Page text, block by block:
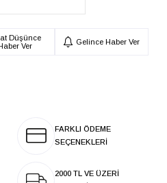
Düşünce
Ver
Gelince Haber Ver
FARKLI ÖDEME
SEÇENEKLERİ
2000 TL VE ÜZERİ